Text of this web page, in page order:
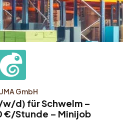
GmbH
d) für Schwelm –
€/Stunde – Minijob